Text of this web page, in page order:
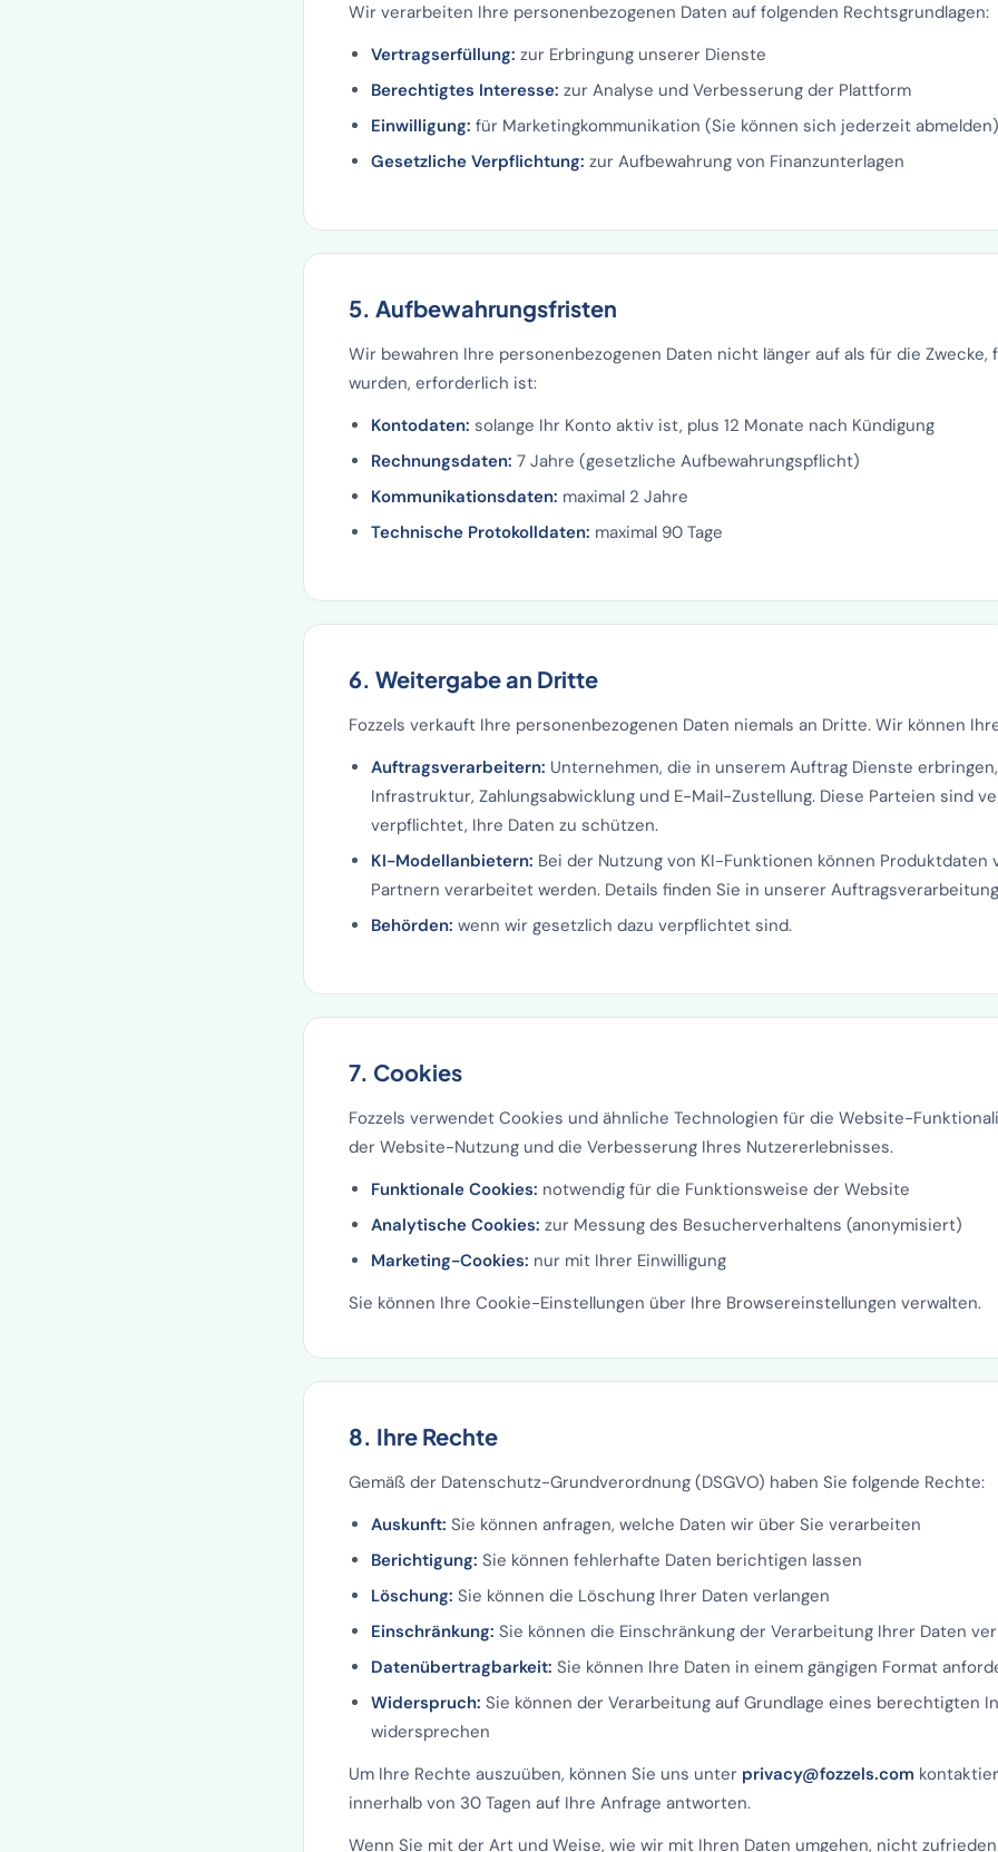
Wir verarbeiten Ihre personenbezogenen Daten auf folgenden Rechtsgrundlagen:
Vertragserfüllung: zur Erbringung unserer Dienste
Berechtigtes Interesse: zur Analyse und Verbesserung der Plattform
Einwilligung: für Marketingkommunikation (Sie können sich jederzeit abmelden)
Gesetzliche Verpflichtung: zur Aufbewahrung von Finanzunterlagen
5. Aufbewahrungsfristen
Wir bewahren Ihre personenbezogenen Daten nicht länger auf als für die Zwecke,
wurden, erforderlich ist:
Kontodaten: solange Ihr Konto aktiv ist, plus 12 Monate nach Kündigung
Rechnungsdaten: 7 Jahre (gesetzliche Aufbewahrungspflicht)
Kommunikationsdaten: maximal 2 Jahre
Technische Protokolldaten: maximal 90 Tage
6. Weitergabe an Dritte
Fozzels verkauft Ihre personenbezogenen Daten niemals an Dritte. Wir können
Auftragsverarbeitern: Unternehmen, die in unserem Auftrag Dienste
Infrastruktur, Zahlungsabwicklung und E-Mail-Zustellung. Diese Parteien sind
verpflichtet, Ihre Daten zu schützen.
KI-Modellanbietern: Bei der Nutzung von KI-Funktionen können Produktdaten
Partnern verarbeitet werden. Details finden Sie in unserer
Behörden: wenn wir gesetzlich dazu verpflichtet sind.
7. Cookies
Fozzels verwendet Cookies und ähnliche Technologien für die Website-
der Website-Nutzung und die Verbesserung Ihres Nutzererlebnisses.
Funktionale Cookies: notwendig für die Funktionsweise der Website
Analytische Cookies: zur Messung des Besucherverhaltens (anonymisiert)
Marketing-Cookies: nur mit Ihrer Einwilligung
Sie können Ihre Cookie-Einstellungen über Ihre Browsereinstellungen verwalten.
8. Ihre Rechte
Gemäß der Datenschutz-Grundverordnung (DSGVO) haben Sie folgende Rechte:
Auskunft: Sie können anfragen, welche Daten wir über Sie verarbeiten
Berichtigung: Sie können fehlerhafte Daten berichtigen lassen
Löschung: Sie können die Löschung Ihrer Daten verlangen
Einschränkung: Sie können die Einschränkung der Verarbeitung Ihrer Daten
Datenübertragbarkeit: Sie können Ihre Daten in einem gängigen Format
Widerspruch: Sie können der Verarbeitung auf Grundlage eines berechtigten
widersprechen
Um Ihre Rechte auszuüben, können Sie uns unter privacy@fozzels.com
innerhalb von 30 Tagen auf Ihre Anfrage antworten.
Wenn Sie mit der Art und Weise, wie wir mit Ihren Daten umgehen, nicht